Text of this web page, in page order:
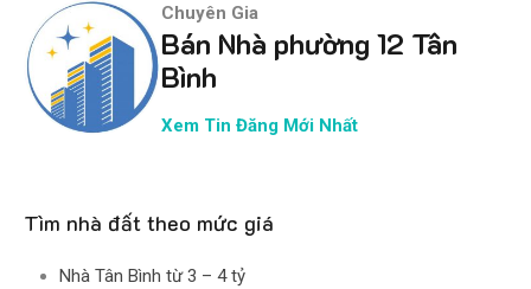
Chuyên Gia
Bán Nhà phường 12 Tân
Bình
Xem Tin Đăng Mới Nhất
Tìm nhà đất theo mức giá
Nhà Tân Bình từ 3 – 4 tỷ